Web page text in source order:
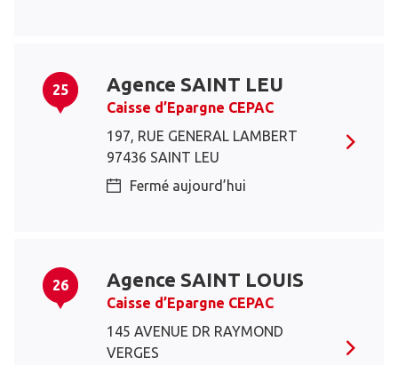
25 Agence SAINT LEU
Caisse d’Epargne CEPAC
197, RUE GENERAL LAMBERT
97436 SAINT LEU
Fermé aujourd’hui
26 Agence SAINT LOUIS
Caisse d’Epargne CEPAC
145 AVENUE DR RAYMOND
VERGES